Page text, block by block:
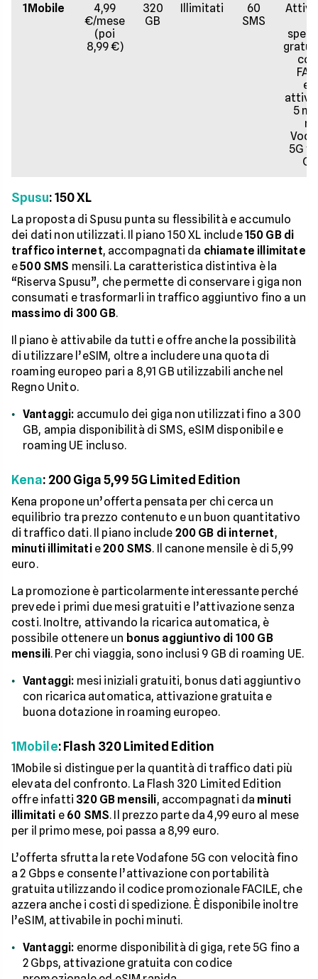
1Mobile
4,99
€/mese
(poi
8,99 €)
320
GB
Illimitati
60
SMS
5
5G
Spusu: 150 XL
La proposta di Spusu punta su flessibilità e accumulo
dei dati non utilizzati. Il piano 150 XL include150 GB di
traffico internet, accompagnati da chiamate illimitate
e500 SMS mensili. La caratteristica distintiva è la
“Riserva Spusu”, che permette di conservare i giga non
consumati e trasformarli in traffico aggiuntivo fino a un
massimo di 300 GB.
Il piano è attivabile da tutti e offre anche la possibilità
di utilizzare l’eSIM, oltre a includere una quota di
roaming europeo pari a 8,91 GB utilizzabili anche nel
Regno Unito.
Vantaggi: accumulo dei giga non utilizzati fino a 300
GB, ampia disponibilità di SMS, eSIM disponibile e
roaming UE incluso.
Kena: 200 Giga 5,99 5G Limited Edition
Kena propone un’offerta pensata per chi cerca un
equilibrio tra prezzo contenuto e un buon quantitativo
di traffico dati. Il piano include 200 GB di internet,
minuti illimitatie200 SMS. Il canone mensile è di 5,99
euro.
La promozione è particolarmente interessante perché
prevede i primi due mesi gratuiti e l’attivazione senza
costi. Inoltre, attivando la ricarica automatica, è
possibile ottenere un bonus aggiuntivo di 100 GB
mensili. Per chi viaggia, sono inclusi 9 GB di roaming UE.
Vantaggi: mesi iniziali gratuiti, bonus dati aggiuntivo
con ricarica automatica, attivazione gratuita e
buona dotazione in roaming europeo.
1Mobile: Flash 320 Limited Edition
1Mobile si distingue per la quantità di traffico dati più
elevata del confronto. La Flash 320 Limited Edition
offre infatti 320 GB mensili, accompagnati da minuti
illimitati e 60 SMS. Il prezzo parte da 4,99 euro al mese
per il primo mese, poi passa a 8,99 euro.
L’offerta sfrutta la rete Vodafone 5G con velocità fino
a 2 Gbps e consente l’attivazione con portabilità
gratuita utilizzando il codice promozionale FACILE, che
azzera anche i costi di spedizione. È disponibile inoltre
l’eSIM, attivabile in pochi minuti.
Vantaggi: enorme disponibilità di giga, rete 5G fino a
2 Gbps, attivazione gratuita con codice